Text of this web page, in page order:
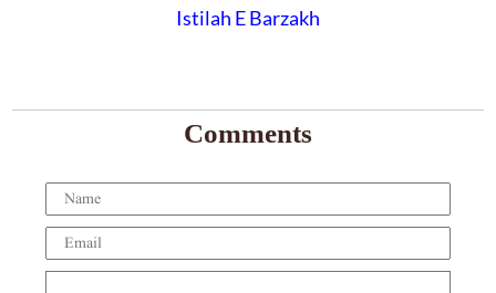
Istilah E Barzakh
Comments